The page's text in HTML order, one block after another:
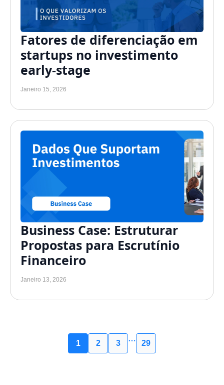
Fatores de diferenciação em
startups no investimento
early-stage
Janeiro 15, 2026
Business Case: Estruturar
Propostas para Escrutínio
Financeiro
Janeiro 13, 2026
1 2 3
…
29